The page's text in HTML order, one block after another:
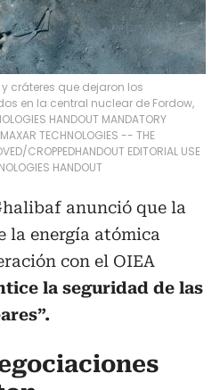
cráteres que dejaron los
en la central nuclear de Fordow,
HANDOUT MANDATORY
TECHNOLOGIES -- THE
CROPPEDHANDOUT EDITORIAL USE
HANDOUT
anunció que la
la energía atómica
con el OIEA
la seguridad de las